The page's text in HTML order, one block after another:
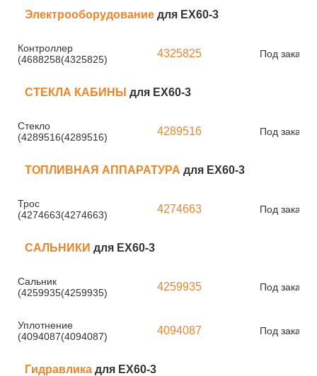
Электрооборудование для EX60-3
Контроллер
(4688258(4325825)
4325825 Под заказ
СТЕКЛА КАБИНЫ для EX60-3
Стекло
(4289516(4289516)
4289516 Под заказ
ТОПЛИВНАЯ АППАРАТУРА для EX60-3
Трос
(4274663(4274663)
4274663 Под заказ
САЛЬНИКИ для EX60-3
Сальник
(4259935(4259935)
4259935 Под заказ
Уплотнение
(4094087(4094087)
4094087 Под заказ
Гидравлика для EX60-3